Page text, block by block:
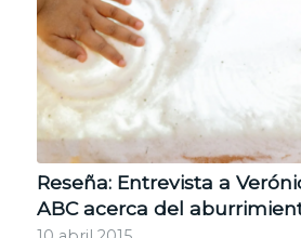
Reseña: Entrevista a
ABC acerca del